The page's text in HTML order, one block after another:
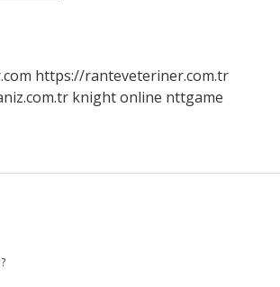
https://ranteveteriner.com.tr
knight online nttgame